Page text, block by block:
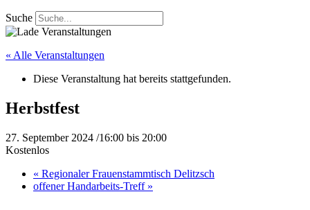
Suche
« Alle Veranstaltungen
Diese Veranstaltung hat bereits stattgefunden.
Herbstfest
27. September 2024 /16:00 bis 20:00
Kostenlos
« Regionaler Frauenstammtisch Delitzsch
offener Handarbeits-Treff »